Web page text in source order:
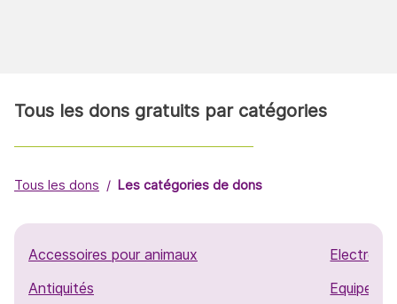
Tous les dons gratuits par catégories
Tous les dons Les catégories de dons
Accessoires pour animaux
Antiquités